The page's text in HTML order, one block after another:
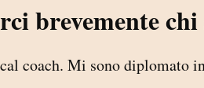
brevemente chi
coach. Mi sono diplomato